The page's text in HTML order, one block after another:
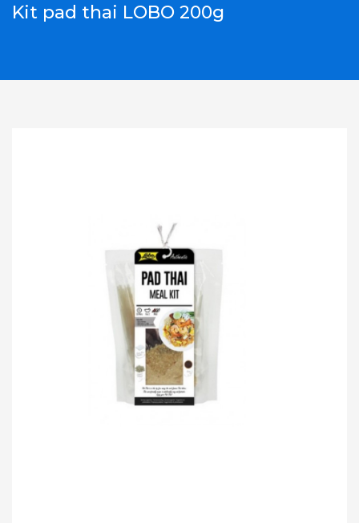
Kit pad thai LOBO 200g